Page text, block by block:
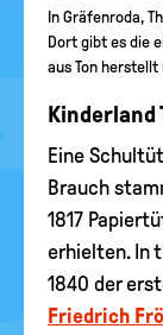
In Gräfenroda,
Dort gibt es die
aus Ton
Kinderland
Eine
Brauch
1817
erhielten. In
1840 der
Friedrich